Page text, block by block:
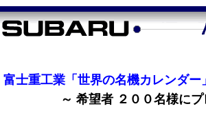
富士重工業「世界の名機カレンダ
～ 希望者 ２００名様に